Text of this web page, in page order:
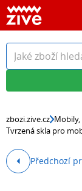
zbozi.zive.cz Mobily,
Tvrzená skla pro
Předchozí